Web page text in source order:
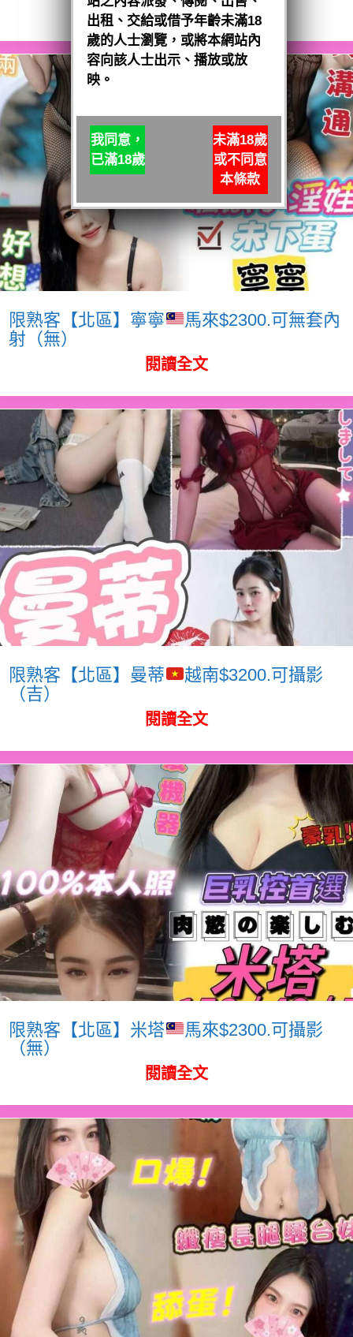
閱讀全文
限熟客【北區】寧寧
馬來$2300.可無套內
射（無）
閱讀全文
限熟客【北區】曼蒂
越南$3200.可攝影
（吉）
閱讀全文
限熟客【北區】米塔
馬來$2300.可攝影
（無）
閱讀全文
出租、交給或借予年齡未滿18
歲的人士瀏覽，或將本網站內
容向該人士出示、播放或放
映。
我同意，
已滿18歲
未滿18歲
或不同意
本條款